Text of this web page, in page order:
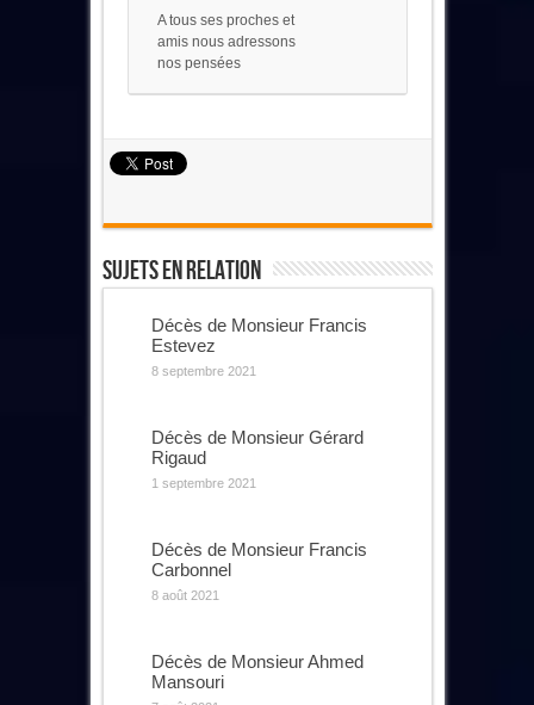
A tous ses proches et
amis nous adressons
nos pensées
Sujets En Relation
Décès de Monsieur Francis
Estevez
8 septembre 2021
Décès de Monsieur Gérard
Rigaud
1 septembre 2021
Décès de Monsieur Francis
Carbonnel
8 août 2021
Décès de Monsieur Ahmed
Mansouri